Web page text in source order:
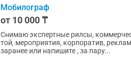
Мобилограф
от 10 000 ₸
Снимаю экспертные рилсы,
той, мероприятия, корпоратив, рекламные видео итд Снимаю
заранее или напишите , за пару...